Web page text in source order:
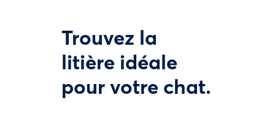
Trouvez la
litière idéale
pour votre chat.